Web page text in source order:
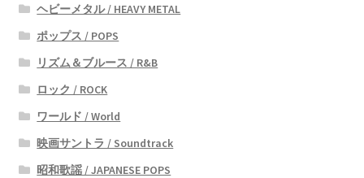
ヘビーメタル / HEAVY METAL
ポップス / POPS
リズム＆ブルース / R&B
ロック / ROCK
ワールド / World
映画サントラ / Soundtrack
昭和歌謡 / JAPANESE POPS